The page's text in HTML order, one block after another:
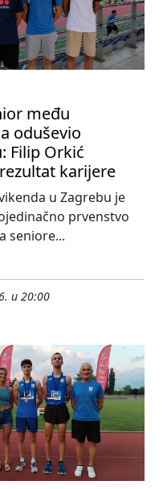
među
oduševio
Filip Orkić
karijere
u Zagrebu je
prvenstvo
seniore...
u 20:00